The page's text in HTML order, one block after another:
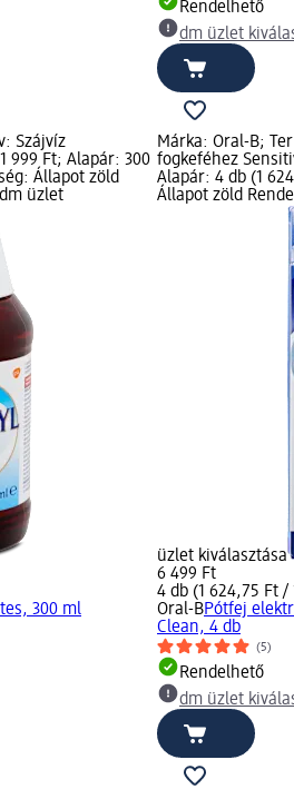
Rendelhető
dm üzlet
Szájvíz
999 Ft; Alapár: 300
Állapot zöld
üzlet
300 ml
Márka: Oral-B;
fogkeféhez
Alapár: 4 db (1
Állapot zöld
üzlet kiválasztása
6 499 Ft
4 db (1 624,75 Ft /
Oral-BPótfej
Clean, 4 db
(5)
Rendelhető
dm üzlet